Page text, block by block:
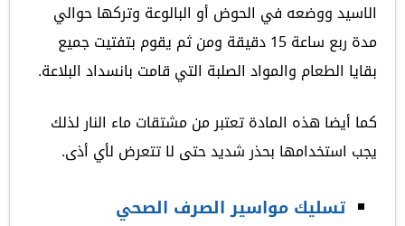
الاسيد ووضعه في الحوض أو البالوعة وتركها حوالي
مدة ربع ساعة 15 دقيقة ومن ثم يقوم بتفتيت جميع
بقايا الطعام والمواد الصلبة التي قامت بانسداد البلاعة.
كما أيضا هذه المادة تعتبر من مشتقات ماء النار لذلك
يجب استخدامها بحذر شديد حتى لا تتعرض لأي أذى.
تسليك مواسير الصرف الصحي